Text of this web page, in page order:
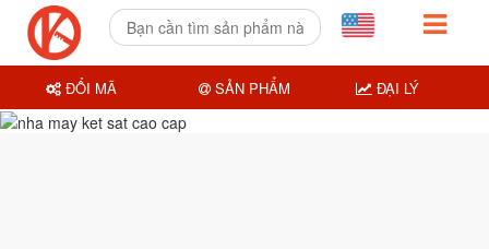
ĐỔI MÃ SẢN PHẨM ĐẠI LÝ